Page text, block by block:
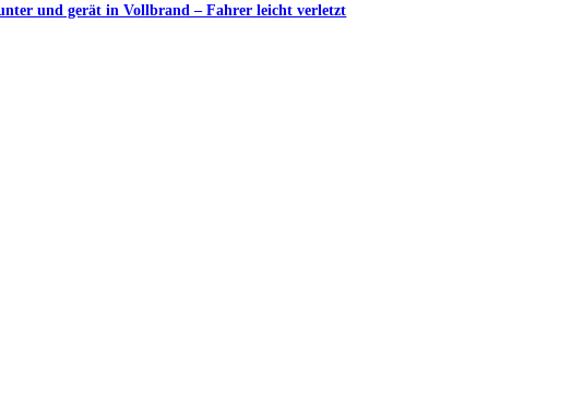
und gerät in Vollbrand – Fahrer leicht verletzt